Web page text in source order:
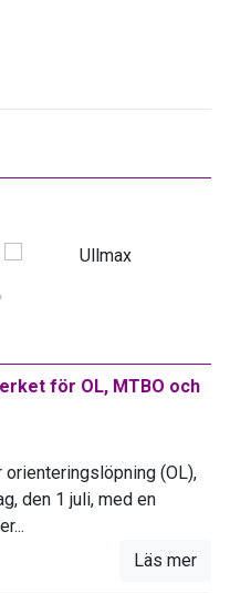
för OL, MTBO och
(OL),
den 1 juli, med en
Läs mer